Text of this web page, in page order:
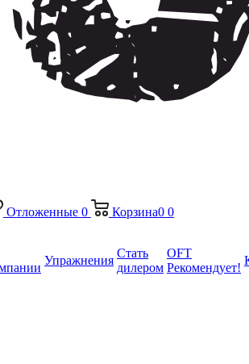
Отложенные 0 Корзина0 0
Упражнения
Стать
дилером
OFT
Рекомендует!